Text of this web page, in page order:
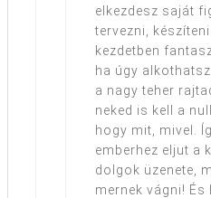
elkezdesz saját
tervezni,
kezdetben
ha úgy
a nagy teher
neked is kell a
hogy mit, mivel.
emberhez eljut a
dolgok üzenete,
mernek vágni! És